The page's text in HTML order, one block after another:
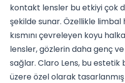
kontakt lensler bu etkiyi çok
şekilde sunar. Özellikle limbal
kısmını çevreleyen koyu
lensler, gözlerin daha genç
sağlar. Claro Lens, bu estetik
üzere özel olarak